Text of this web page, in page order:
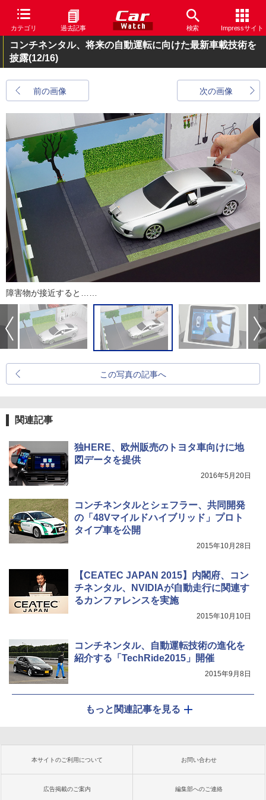
カテゴリ 過去記事 検索 Impressサイト
コンチネンタル、将来の自動運転に向けた最新車載技術を
披露(12/16)
前の画像 次の画像
障害物が接近すると……
この写真の記事へ
関連記事
独HERE、欧州販売のトヨタ車向けに地
図データを提供
2016年5月20日
コンチネンタルとシェフラー、共同開発
の「48Vマイルドハイブリッド」プロト
タイプ車を公開
2015年10月28日
【CEATEC JAPAN 2015】内閣府、コン
チネンタル、NVIDIAが自動走行に関連す
るカンファレンスを実施
2015年10月10日
コンチネンタル、自動運転技術の進化を
紹介する「TechRide2015」開催
2015年9月8日
もっと関連記事を見る
本サイトのご利用について お問い合わせ
広告掲載のご案内 編集部へのご連絡